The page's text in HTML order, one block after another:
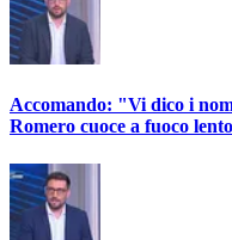
Accomando: "Vi dico i
Romero cuoce a fuoco